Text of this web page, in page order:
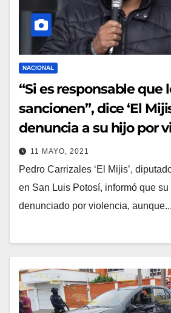
NACIONAL
“Si es responsable que
sancionen”, dice ‘El
denuncia a su hijo por
11 MAYO, 2021
Pedro Carrizales ‘El Mijis’,
en San Luis Potosí, informó que su
denunciado por violencia, aunque...